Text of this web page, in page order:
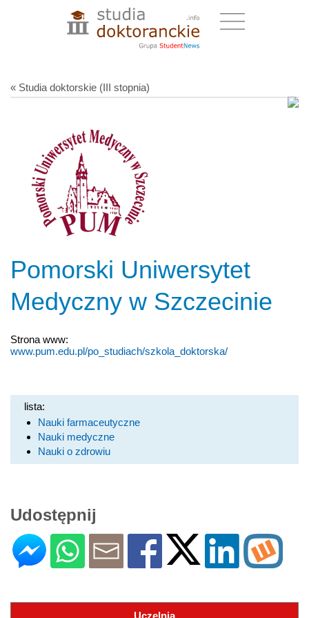
« Studia doktorskie (III stopnia)
Pomorski Uniwersytet
Medyczny w Szczecinie
Strona www:
www.pum.edu.pl/po_studiach/szkola_doktorska/
lista:
Nauki farmaceutyczne
Nauki medyczne
Nauki o zdrowiu
Udostępnij
Uczelnia